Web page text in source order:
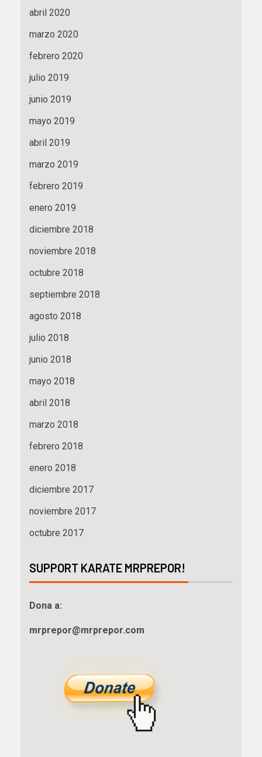
abril 2020
marzo 2020
febrero 2020
julio 2019
junio 2019
mayo 2019
abril 2019
marzo 2019
febrero 2019
enero 2019
diciembre 2018
noviembre 2018
octubre 2018
septiembre 2018
agosto 2018
julio 2018
junio 2018
mayo 2018
abril 2018
marzo 2018
febrero 2018
enero 2018
diciembre 2017
noviembre 2017
octubre 2017
SUPPORT KARATE MRPREPOR!
Dona a:
mrprepor@mrprepor.com